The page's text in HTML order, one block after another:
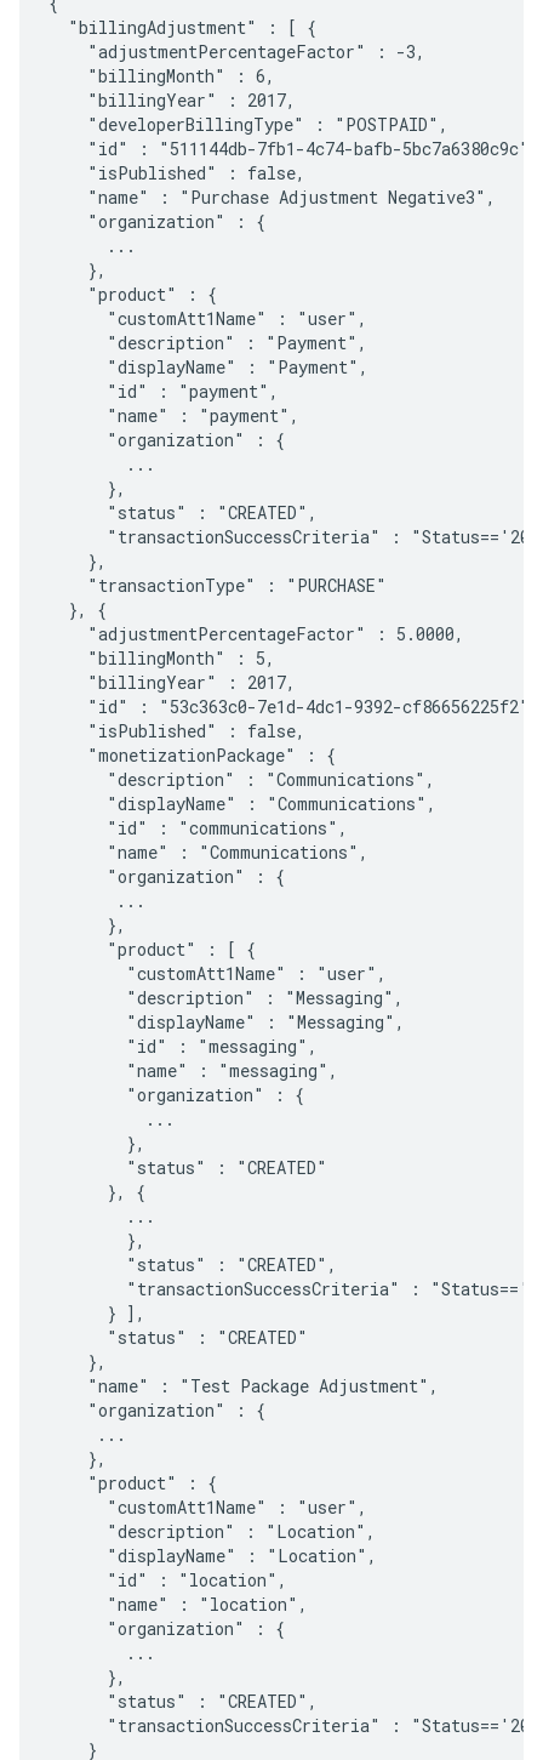
  "billingAdjustment" : [ {
    "adjustmentPercentageFactor" : -3,
    "billingMonth" : 6,
    "billingYear" : 2017,
    "developerBillingType" : "POSTPAID",
    "id" : "511144db-7fb1-4c74-bafb-5bc7a6380c9c",
    "isPublished" : false,
    "name" : "Purchase Adjustment Negative3",
    "organization" : {
      ...
    },
    "product" : {
      "customAtt1Name" : "user",
      "description" : "Payment",
      "displayName" : "Payment",
      "id" : "payment",
      "name" : "payment",
      "organization" : {
        ...
      },
      "status" : "CREATED",
"transactionSuccessCriteria" :
    },
    "transactionType" : "PURCHASE"
  }, {
    "adjustmentPercentageFactor" : 5.0000,
    "billingMonth" : 5,
    "billingYear" : 2017,
    "id" : "53c363c0-7e1d-4dc1-9392-cf86656225f2",
    "isPublished" : false,
    "monetizationPackage" : {
      "description" : "Communications",
      "displayName" : "Communications",
      "id" : "communications",
      "name" : "Communications",
      "organization" : {
       ...
      },
      "product" : [ {
        "customAtt1Name" : "user",
        "description" : "Messaging",
        "displayName" : "Messaging",
        "id" : "messaging",
        "name" : "messaging",
        "organization" : {
          ...
        },
        "status" : "CREATED"
      }, {
        ...
        },
        "status" : "CREATED",
"transactionSuccessCriteria" :
      } ],
      "status" : "CREATED"
    },
    "name" : "Test Package Adjustment",
    "organization" : {
     ...
    },
    "product" : {
      "customAtt1Name" : "user",
      "description" : "Location",
      "displayName" : "Location",
      "id" : "location",
      "name" : "location",
      "organization" : {
        ...
      },
      "status" : "CREATED",
"transactionSuccessCriteria" :
    }